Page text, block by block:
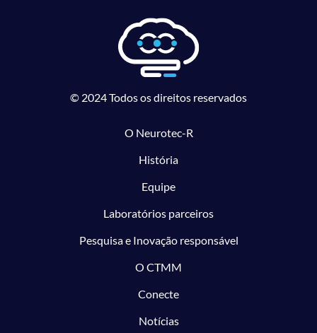
© 2024 Todos os direitos reservados
O Neurotec-R
História
Equipe
Laboratórios parceiros
Pesquisa e Inovação responsável
O CTMM
Conecte
Notícias